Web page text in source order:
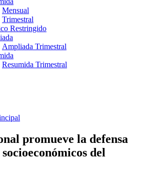
Mensual
Trimestral
Restringido
Ampliada Trimestral
Resumida Trimestral
promueve la defensa
del